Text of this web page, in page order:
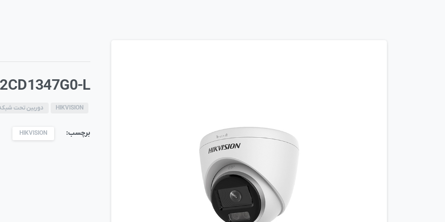
L
HIKVISION دوربین تحت
برچسب: HIKVISION